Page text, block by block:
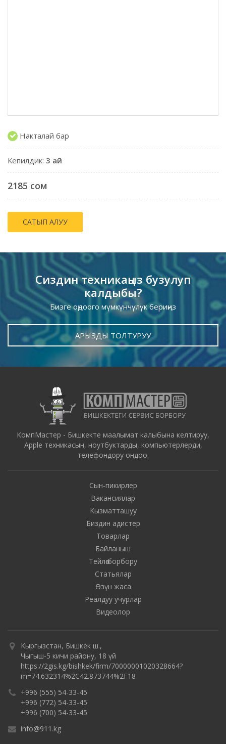
Накталай бар
Кепилдик: 3 ай
2185 сом
САТЫП АЛУУ
Сиздин техникаңыз бузулуп
калдыбы?
Бизге оңдоого мүмкүнчүлүк бериңиз
АРЫЗДЫ ТОЛТУРУУ
КомпМастер - Бишкекте маалымат калыбына келтируу,
Apple техникасын, ноутбуктарды, компьютерлерди,
телефондору ондоо.
Сын-пикирлер
Вакансиялар
Кызматташуу
Биздин адистер
Товарлар
Байланыш
Тейлөө борбору
Статьялар
Өзүн жаса
Реалдуу учурлар
Видеолор
Кыргызстан, Бишкек ш.,
Чыгыш-5 кичи району, 18 үй
https://2gis.kg/bishkek/firm/70000001020328664?
m=74.632314%2C42.873744%2F18
+996 (555) 54-33-45
+996 (772) 54-33-45
+996 (700) 54-33-45
info@911.kg